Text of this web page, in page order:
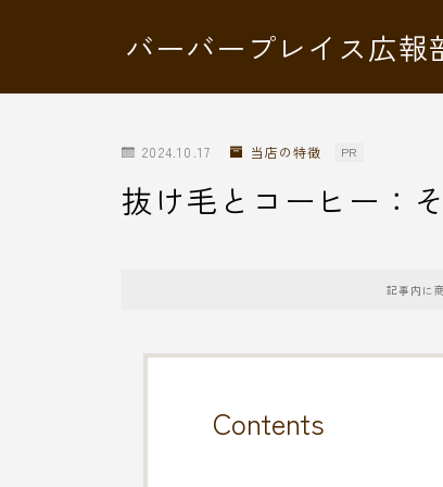
バーバープレイス広報
2024.10.17 当店の特徴 PR
抜け毛とコーヒー：
記事内に
Contents